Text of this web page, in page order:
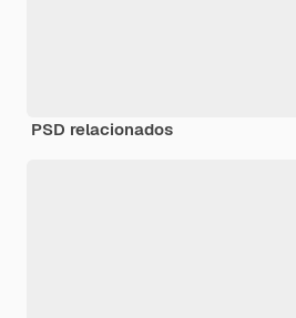
PSD relacionados